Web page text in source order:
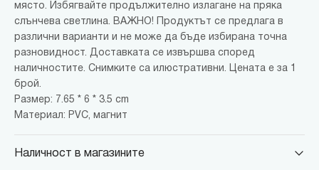
място. Избягвайте продължително излагане на пряка
слънчева светлина. ВАЖНО! Продуктът се предлага в
различни варианти и не може да бъде избирана точна
разновидност. Доставката се извършва според
наличностите. Снимките са илюстративни. Цената е за 1
брой.
Размер: 7.65 * 6 * 3.5 cm
Материал: PVC, магнит
Наличност в магазините